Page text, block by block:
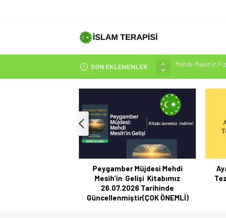
SON EKLENENLER :
Hakikatin Nihai
Peygamber
İsrâ Sûresi(17) 1.
SAKIN
Mehdi-Mesih’in
Peygamber Müjdesi Mehdi
Mesih’in Gelişi Kitabımız
26.07.2026 Tarihinde
Güncellenmiştir(ÇOK ÖNEMLİ)